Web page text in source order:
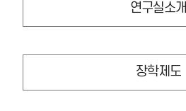
연구실소개
장학제도